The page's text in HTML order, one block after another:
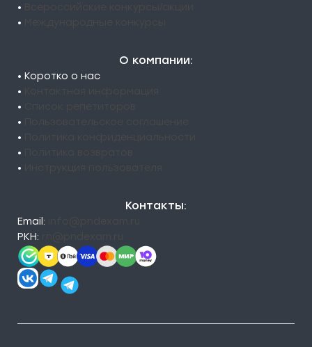
•
•
О компании:
• Коротко о нас
•
•
•
•
•
•
Контакты:
Email:
РКН: